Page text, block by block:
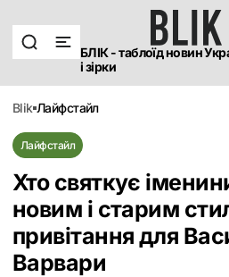
БЛІК - таблоїд новин
і зірки
blik лайфстайл
Лайфстайл
Хто святкує
новим і старим
привітання для
Варвари